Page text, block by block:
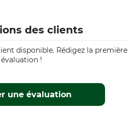
des clients
disponible. Rédigez la première
évaluation !
une évaluation